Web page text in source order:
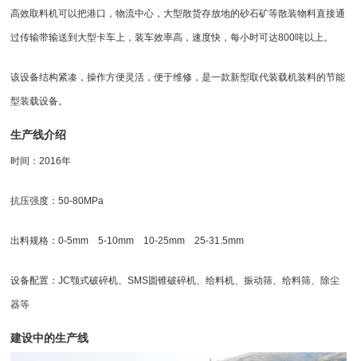
高效取料机可以把港口，物流中心，大型散货存放地的砂石矿等散装物料直接通
过传输带输送到大型卡车上，装车效率高，速度快，每小时可达800吨以上。
该设备结构紧凑，操作方便灵活，便于维修，是一款新型取代装载机装料的节能
型装载设备。
生产线介绍
时间：2016年
抗压强度：50-80MPa
出料规格：0-5mm 5-10mm 10-25mm 25-31.5mm
设备配置：JC颚式破碎机、SMS圆锥破碎机、给料机、振动筛、给料筛、除尘
器等
建设中的生产线